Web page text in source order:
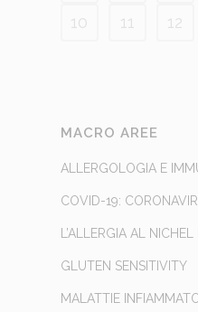
10
11 12
MACRO AREE
ALLERGOLOGIA E
COVID-19:
L’ALLERGIA AL
GLUTEN SENSITIVITY
MALATTIE